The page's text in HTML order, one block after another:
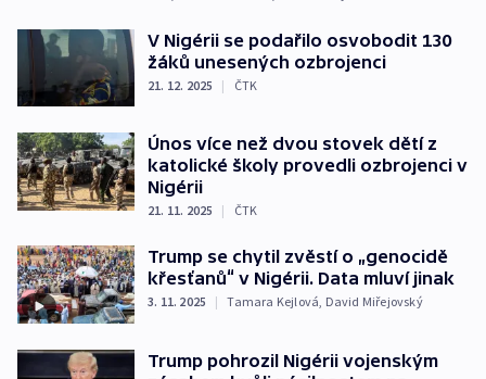
V Nigérii se podařilo osvobodit 130
žáků unesených ozbrojenci
21. 12. 2025 | ČTK
Únos více než dvou stovek dětí z
katolické školy provedli ozbrojenci v
Nigérii
21. 11. 2025 | ČTK
Trump se chytil zvěstí o „genocidě
křesťanů“ v Nigérii. Data mluví jinak
3. 11. 2025 | Tamara Kejlová, David Miřejovský
Trump pohrozil Nigérii vojenským